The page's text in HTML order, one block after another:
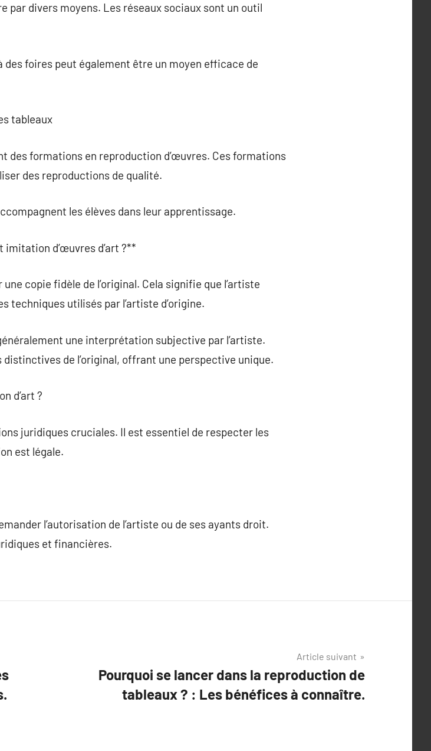
par divers moyens. Les réseaux sociaux sont un outil
foires peut également être un moyen efficace de
tableaux
des formations en reproduction d’œuvres. Ces formations
des reproductions de qualité.
les élèves dans leur apprentissage.
d’œuvres d’art ?**
copie fidèle de l’original. Cela signifie que l’artiste
techniques utilisés par l’artiste d’origine.
une interprétation subjective par l’artiste.
de l’original, offrant une perspective unique.
d’art ?
juridiques cruciales. Il est essentiel de respecter les
est légale.
l’autorisation de l’artiste ou de ses ayants droit.
et financières.
Article suivant
Pourquoi se lancer dans la reproduction de
tableaux ? : Les bénéfices à connaître.